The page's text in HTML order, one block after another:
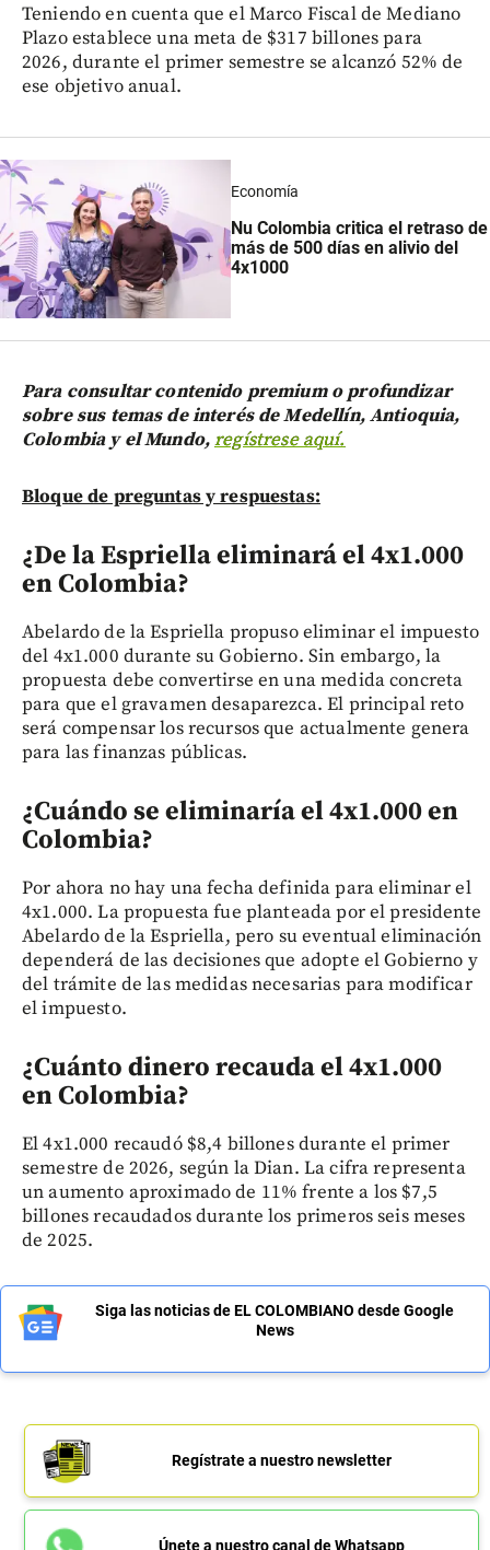
Teniendo en cuenta que el Marco Fiscal de Mediano
Plazo establece una meta de $317 billones para
2026, durante el primer semestre se alcanzó 52% de
ese objetivo anual.
Economía
Nu Colombia critica el retraso de
más de 500 días en alivio del
4x1000
Para consultar contenido premium o profundizar
sobre sus temas de interés de Medellín, Antioquia,
Colombia y el Mundo,regístrese aquí.
Bloque de preguntas y respuestas:
¿De la Espriella eliminará el 4x1.000
en Colombia?
Abelardo de la Espriella propuso eliminar el impuesto
del 4x1.000 durante su Gobierno. Sin embargo, la
propuesta debe convertirse en una medida concreta
para que el gravamen desaparezca. El principal reto
será compensar los recursos que actualmente genera
para las finanzas públicas.
¿Cuándo se eliminaría el 4x1.000 en
Colombia?
Por ahora no hay una fecha definida para eliminar el
4x1.000. La propuesta fue planteada por el presidente
Abelardo de la Espriella, pero su eventual eliminación
dependerá de las decisiones que adopte el Gobierno y
del trámite de las medidas necesarias para modificar
el impuesto.
¿Cuánto dinero recauda el 4x1.000
en Colombia?
El 4x1.000 recaudó $8,4 billones durante el primer
semestre de 2026, según la Dian. La cifra representa
un aumento aproximado de 11% frente a los $7,5
billones recaudados durante los primeros seis meses
de 2025.
Siga las noticias de EL COLOMBIANO desde Google
News
Regístrate a nuestro newsletter
Únete a nuestro canal de Whatsapp